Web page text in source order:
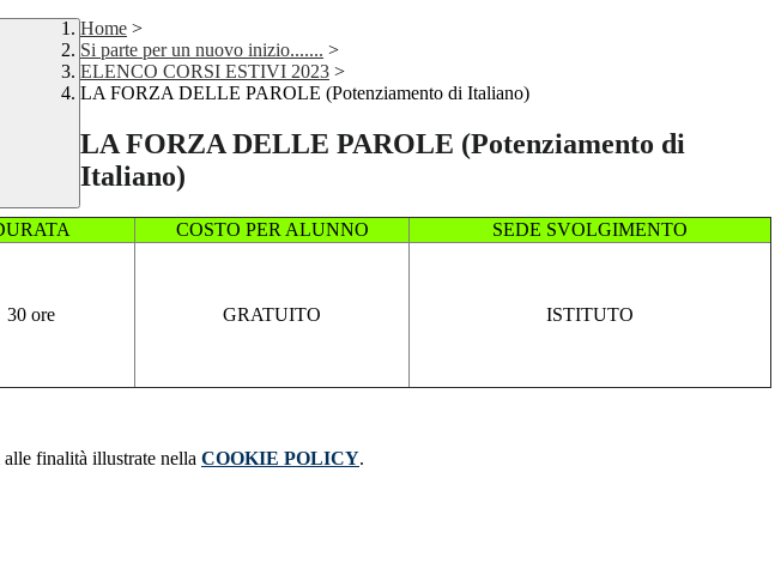
Home >
Si parte per un nuovo inizio....... >
ELENCO CORSI ESTIVI 2023 >
LA FORZA DELLE PAROLE (Potenziamento di Italiano)
LA FORZA DELLE PAROLE (Potenziamento di
Italiano)
COSTO PER ALUNNO SEDE SVOLGIMENTO
30 ore GRATUITO ISTITUTO
finalità illustrate nella COOKIE POLICY.